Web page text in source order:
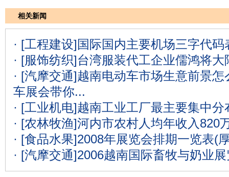
相关新闻
· [工程建设]国际国内主要机场三字代码
· [服饰纺织]台湾服装代工企业儒鸿将
· [汽摩交通]越南电动车市场生意前景
车展会带你...
· [工业机电]越南工业工厂最主要集中分
· [农林牧渔]河内市农村人均年收入820
· [食品水果]2008年展览会排期一览表(
· [汽摩交通]2006越南国际畜牧与奶业